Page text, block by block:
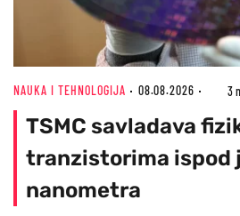
NAUKA I TEHNOLOGIJA 08.08.2026 3
TSMC savladava
tranzistorima ispod
nanometra